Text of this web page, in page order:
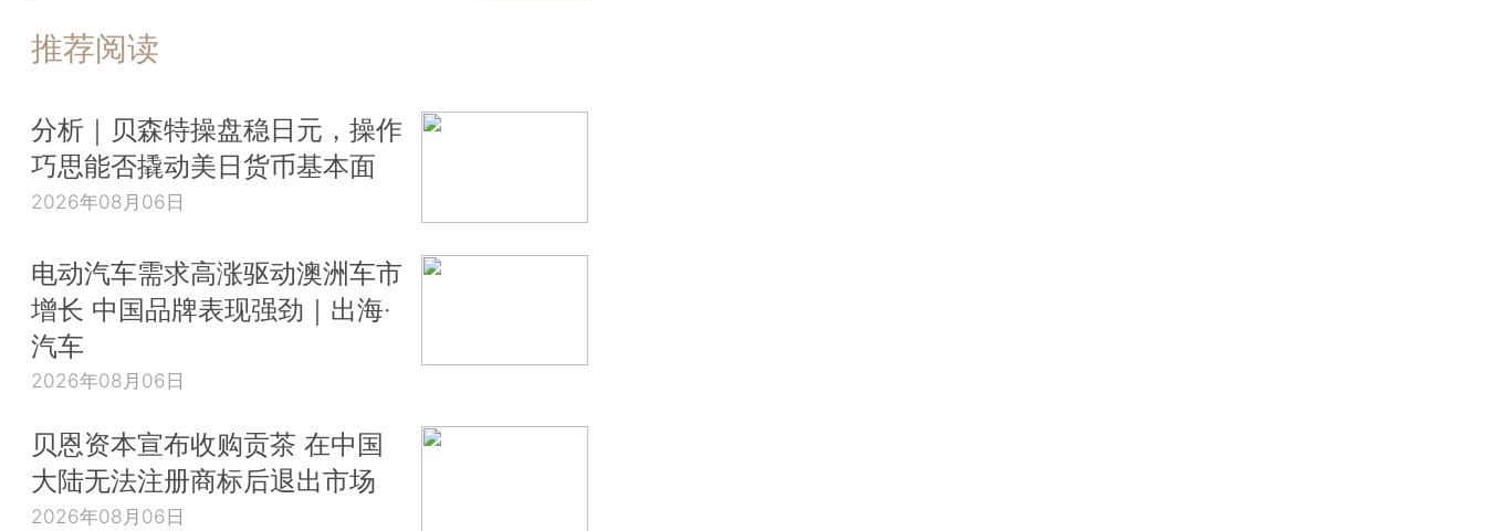
推荐阅读
分析｜贝森特操盘稳日元，操作
巧思能否撬动美日货币基本面
2026年08月06日
电动汽车需求高涨驱动澳洲车市
增长 中国品牌表现强劲｜出海·
汽车
2026年08月06日
贝恩资本宣布收购贡茶 在中国
大陆无法注册商标后退出市场
2026年08月06日